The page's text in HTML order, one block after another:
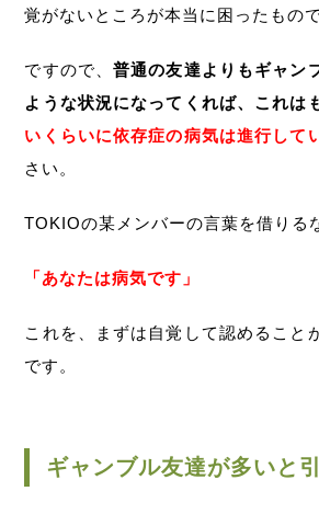
覚がないところが本当に困ったもので
ですので、普通の友達よりもギャン
ような状況になってくれば、これは
いくらいに依存症の病気は進行して
さい。
TOKIOの某メンバーの言葉を借りる
「あなたは病気です」
これを、まずは自覚して認めること
です。
ギャンブル友達が多いと